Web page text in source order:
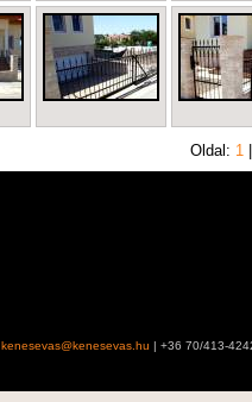
Oldal: 1
kenesevas@kenesevas.hu | +36 70/413-